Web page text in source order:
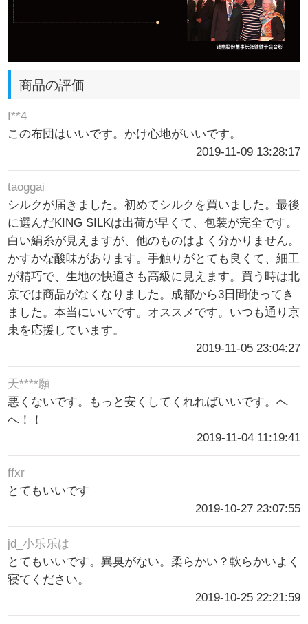
商品の評価
f**4
この布団はいいです。かけ心地がいいです。
2019-11-09 13:28:17
taoggai
シルクが届きました。初めてシルクを買いました。最後
に選んだKING SILKは出荷が早くて、包装が完全です。
白い絹糸が見えますが、他のものはよく分かりません。
かすかな酸味があります。手触りがとても良くて、細工
が精巧で、生地の快適さも高級に見えます。買う時は北
京では商品がなくなりました。成都から3日間使ってき
ました。本当にいいです。オススメです。いつも通り京
東を応援しています。
2019-11-05 23:04:27
天****願
悪くないです。もっと安くしてくれればいいです。へ
へ！！
2019-11-04 11:19:41
ffxr
とてもいいです
2019-10-27 23:07:55
jd_小乐乐は
とてもいいです。異臭がない。柔らかい？軟らかいよく
寝てください。
2019-10-25 22:21:59